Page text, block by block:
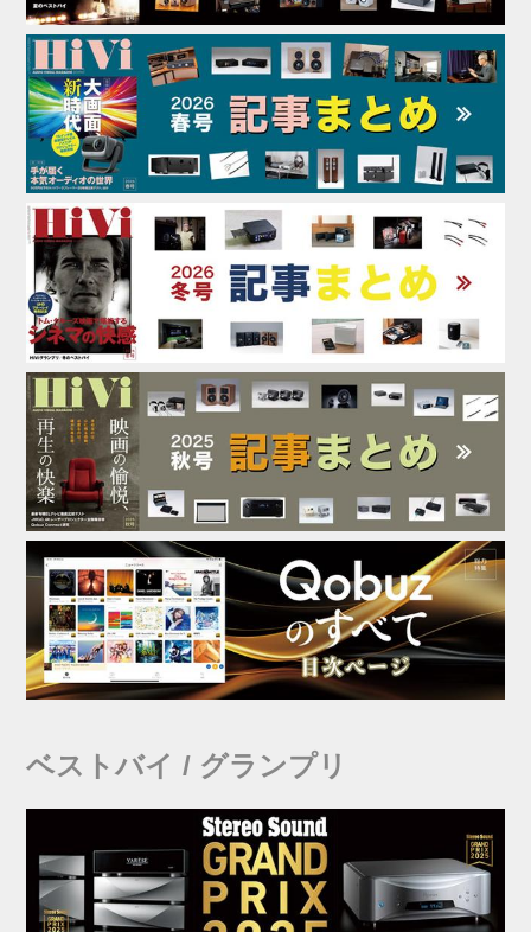
ベストバイ / グランプリ